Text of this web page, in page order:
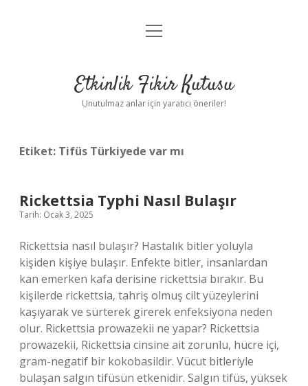
Anasayfa
Yasal Uyarı
menüyü
Etkinlik Fikir Kutusu
Unutulmaz anlar için yaratıcı öneriler!
Etiket: Tifüs Türkiyede var mı
Rickettsia Typhi Nasıl Bulaşır
Tarih: Ocak 3, 2025
Rickettsia nasıl bulaşır? Hastalık bitler yoluyla
kişiden kişiye bulaşır. Enfekte bitler, insanlardan
kan emerken kafa derisine rickettsia bırakır. Bu
kişilerde rickettsia, tahriş olmuş cilt yüzeylerini
kaşıyarak ve sürterek girerek enfeksiyona neden
olur. Rickettsia prowazekii ne yapar? Rickettsia
prowazekii, Rickettsia cinsine ait zorunlu, hücre içi,
gram-negatif bir kokobasildir. Vücut bitleriyle
bulaşan salgın tifüsün etkenidir. Salgın tifüs, yüksek